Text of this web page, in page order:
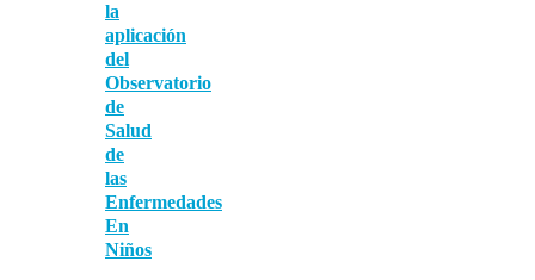
la
aplicación
del
Observatorio
de
Salud
de
las
Enfermedades
En
Niños